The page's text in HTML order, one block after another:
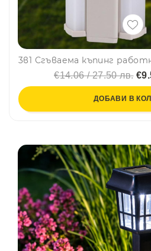
€14.06 / 27.50 лв.
ДОБАВИ В